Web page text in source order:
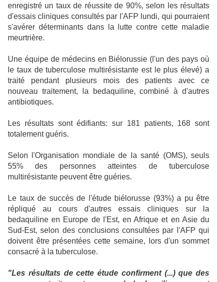
enregistré un taux de réussite de 90%, selon les résultats
d'essais cliniques consultés par l'AFP lundi, qui pourraient
s'avérer déterminants dans la lutte contre cette maladie
meurtrière.
Une équipe de médecins en Biélorussie (l'un des pays où
le taux de tuberculose multirésistante est le plus élevé) a
traité pendant plusieurs mois des patients avec ce
nouveau traitement, la bedaquiline, combiné à d'autres
antibiotiques.
Les résultats sont édifiants: sur 181 patients, 168 sont
totalement guéris.
Selon l'Organisation mondiale de la santé (OMS), seuls
55% des personnes atteintes de tuberculose
multirésistante peuvent être guéries.
Le taux de succès de l'étude biélorusse (93%) a pu être
répliqué au cours d'autres essais cliniques sur la
bedaquiline en Europe de l'Est, en Afrique et en Asie du
Sud-Est, selon des conclusions consultées par l'AFP qui
doivent être présentées cette semaine, lors d'un sommet
consacré à la tuberculose.
"Les résultats de cette étude confirment (...) que des